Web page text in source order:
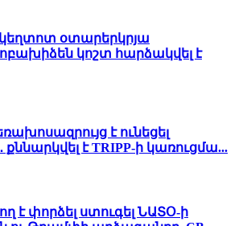
օտարերկրյա
կոշտ հարձակվել է
է ունեցել
է TRIPP-ի կառուցմա...
է փորձել ստուգել ՆԱՏՕ-ի